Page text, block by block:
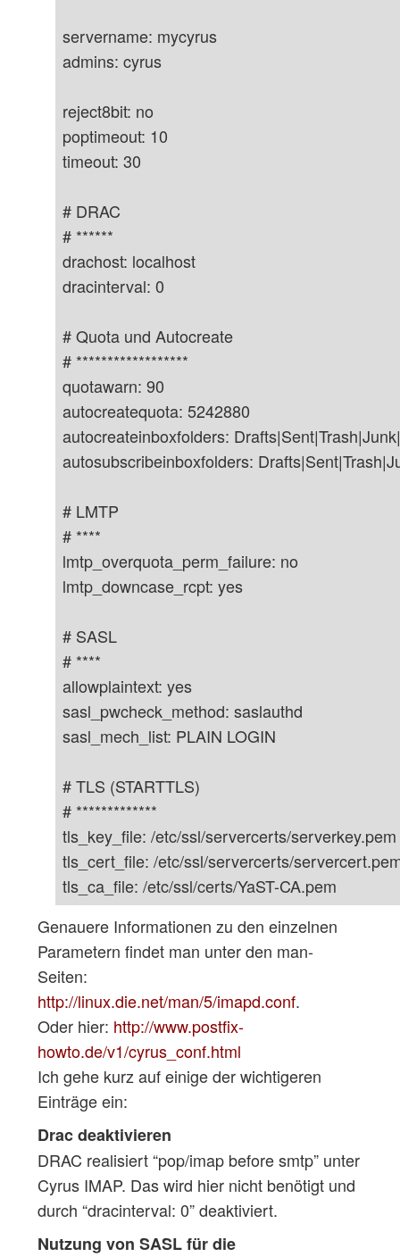
servername: mycyrus
admins: cyrus
reject8bit: no
poptimeout: 10
timeout: 30
# DRAC
# ******
drachost: localhost
dracinterval: 0
# Quota und Autocreate
# ******************
quotawarn: 90
autocreatequota: 5242880
autocreateinboxfolders:
autosubscribeinboxfolders:
# LMTP
# ****
lmtp_overquota_perm_failure: no
lmtp_downcase_rcpt: yes
# SASL
# ****
allowplaintext: yes
sasl_pwcheck_method: saslauthd
sasl_mech_list: PLAIN LOGIN
# TLS (STARTTLS)
# *************
tls_key_file: /etc/ssl/servercerts/serverkey.pem
tls_cert_file: /etc/ssl/servercerts/
tls_ca_file: /etc/ssl/certs/YaST-CA.pem
Genauere Informationen zu den einzelnen
Parametern findet man unter den man-
Seiten:
http://linux.die.net/man/5/imapd.conf.
Oder hier: http://www.postfix-
howto.de/v1/cyrus_conf.html
Ich gehe kurz auf einige der wichtigeren
Einträge ein:
Drac deaktivieren
DRAC realisiert “pop/imap before smtp” unter
Cyrus IMAP. Das wird hier nicht benötigt und
durch “dracinterval: 0” deaktiviert.
Nutzung von SASL für die